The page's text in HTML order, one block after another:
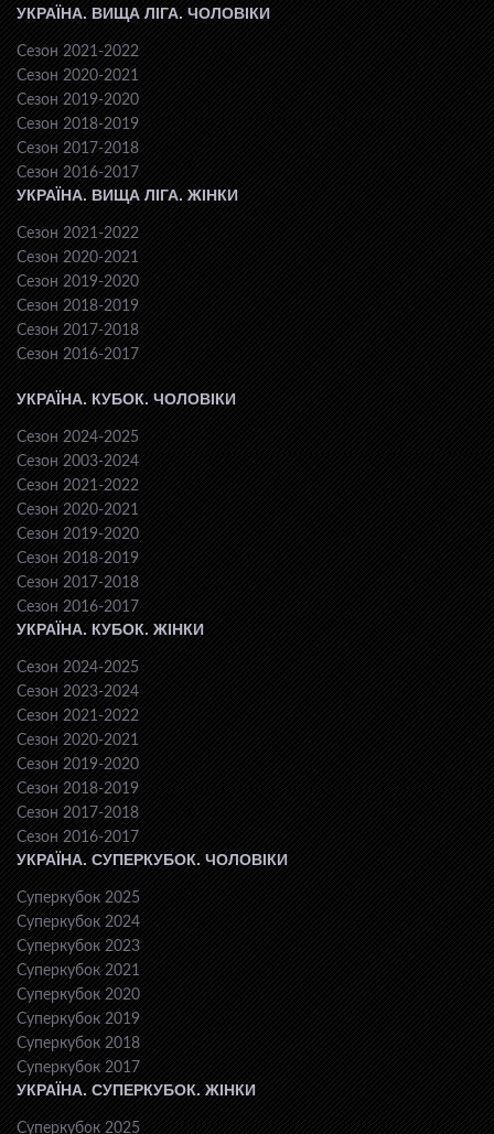
УКРАЇНА. ВИЩА ЛІГА. ЧОЛОВІКИ
Сезон 2021-2022
Сезон 2020-2021
Сезон 2019-2020
Сезон 2018-2019
Сезон 2017-2018
Сезон 2016-2017
УКРАЇНА. ВИЩА ЛІГА. ЖІНКИ
Сезон 2021-2022
Сезон 2020-2021
Сезон 2019-2020
Сезон 2018-2019
Сезон 2017-2018
Сезон 2016-2017
УКРАЇНА. КУБОК. ЧОЛОВІКИ
Сезон 2024-2025
Сезон 2003-2024
Сезон 2021-2022
Сезон 2020-2021
Сезон 2019-2020
Сезон 2018-2019
Сезон 2017-2018
Сезон 2016-2017
УКРАЇНА. КУБОК. ЖІНКИ
Сезон 2024-2025
Сезон 2023-2024
Сезон 2021-2022
Сезон 2020-2021
Сезон 2019-2020
Сезон 2018-2019
Сезон 2017-2018
Сезон 2016-2017
УКРАЇНА. СУПЕРКУБОК. ЧОЛОВІКИ
Суперкубок 2025
Суперкубок 2024
Суперкубок 2023
Суперкубок 2021
Суперкубок 2020
Суперкубок 2019
Суперкубок 2018
Суперкубок 2017
УКРАЇНА. СУПЕРКУБОК. ЖІНКИ
Суперкубок 2025